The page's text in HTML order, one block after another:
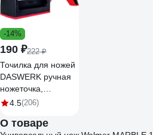
-14%
190 ₽222 ₽
Точилка для ножей
DASWERK ручная
ножеточка,
трёхзонная грубая,
шлифовка 608134
4.5(206)
О товаре